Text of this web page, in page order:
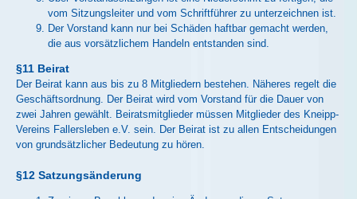
vom Sitzungsleiter und vom Schriftführer zu unterzeichnen ist.
Der Vorstand kann nur bei Schäden haftbar gemacht werden,
die aus vorsätzlichem Handeln entstanden sind.
§11 Beirat
Der Beirat kann aus bis zu 8 Mitgliedern bestehen. Näheres regelt die
Geschäftsordnung. Der Beirat wird vom Vorstand für die Dauer von
zwei Jahren gewählt. Beiratsmitglieder müssen Mitglieder des Kneipp-
Vereins Fallersleben e.V. sein. Der Beirat ist zu allen Entscheidungen
von grundsätzlicher Bedeutung zu hören.
§12 Satzungsänderung